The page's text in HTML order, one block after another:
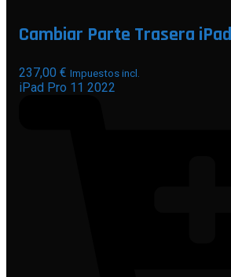
Cambiar Parte Trasera
237,00 € Impuestos incl.
iPad Pro 11 2022